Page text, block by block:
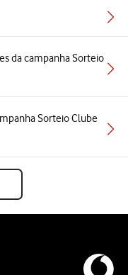
da campanha Sorteio
Sorteio Clube